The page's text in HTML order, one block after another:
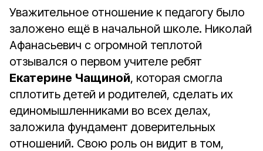
Уважительное отношение к педагогу было
заложено ещё в начальной школе. Николай
Афанасьевич с огромной теплотой
отзывался о первом учителе ребят
Екатерине Чащиной, которая смогла
сплотить детей и родителей, сделать их
единомышленниками во всех делах,
заложила фундамент доверительных
отношений. Свою роль он видит в том,